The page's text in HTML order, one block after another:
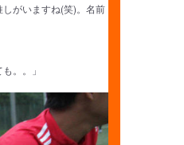
がいますね(笑)。名前
。。」